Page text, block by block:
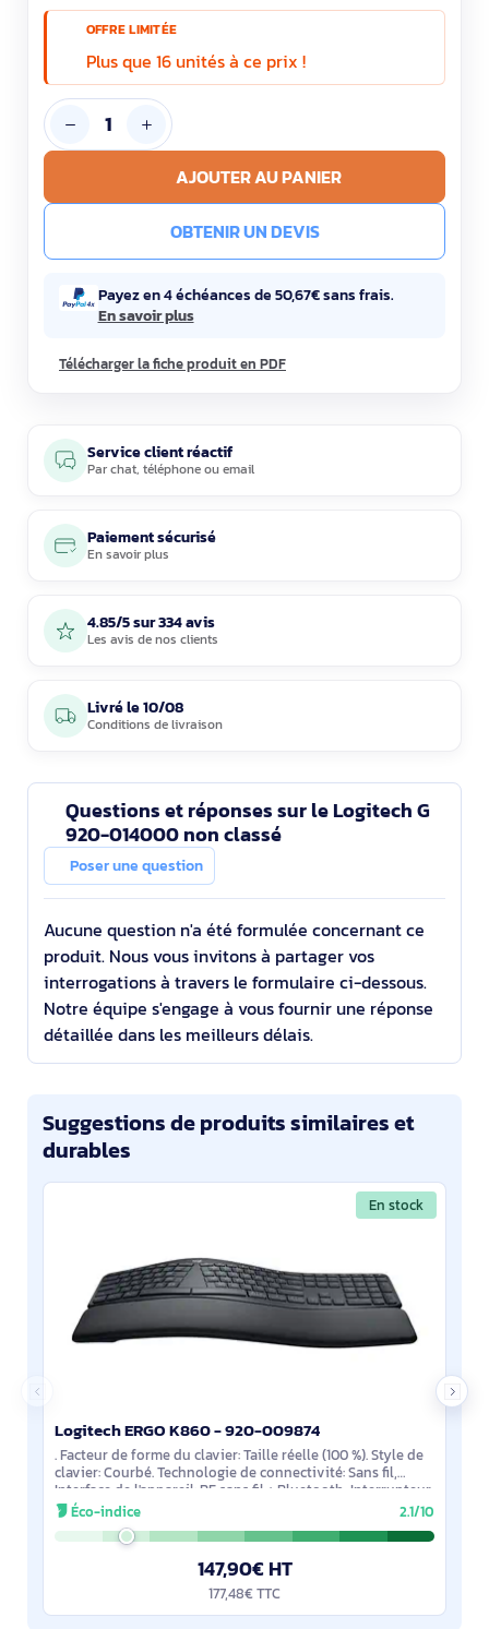
OFFRE LIMITÉE
Plus que 16 unités à ce prix !
AJOUTER AU PANIER
OBTENIR UN DEVIS
Payez en 4 échéances de 50,67€ sans frais.
En savoir plus
Télécharger la fiche produit en PDF
Service client réactif
Parchat, téléphoneouemail
Paiement sécurisé
En savoir plus
4.85/5 sur 334 avis
Les avis de nos clients
Livré le10/08
Conditions de livraison
Questions et réponses sur le Logitech G
920-014000 non classé
Poser une question
Aucune question n'a été formulée concernant ce
produit. Nous vous invitons à partager vos
interrogations à travers le formulaire ci-dessous.
Notre équipe s'engage à vous fournir une réponse
détaillée dans les meilleurs délais.
Suggestions de produits similaires et
durables
En stock
Logitech ERGO K860 - 920-009874
. Facteur de forme du clavier: Taille réelle (100 %). Style de
clavier: Courbé. Technologie de connectivité: Sans fil,
Interface de l'appareil: RF sans fil + Bluetooth, Interrupteur
à clé de clavier:
Éco-indice 2.1/10
147,90€ HT
177,48€ TTC